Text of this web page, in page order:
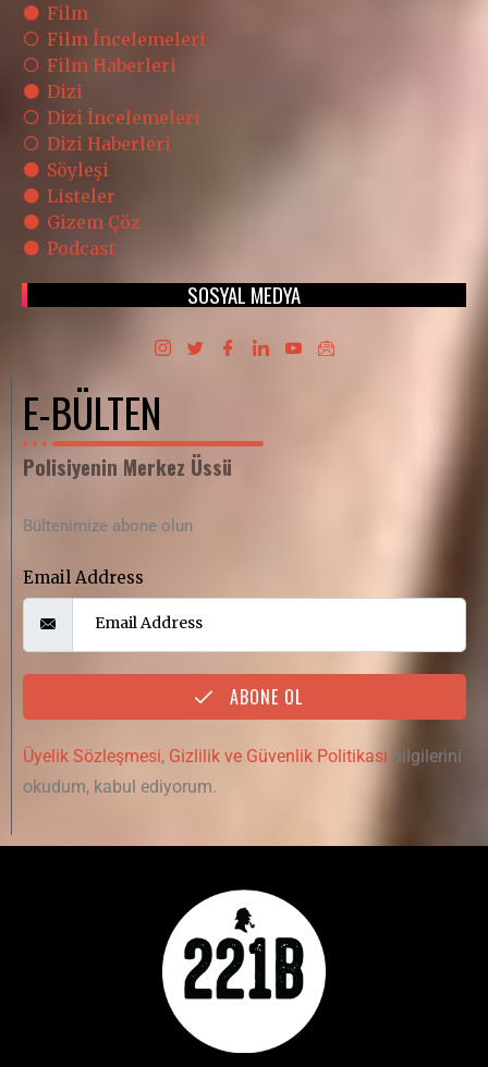
Film
Film İncelemeleri
Film Haberleri
Dizi
Dizi İncelemeleri
Dizi Haberleri
Söyleşi
Listeler
Gizem Çöz
Podcast
SOSYAL MEDYA
E-BÜLTEN
Polisiyenin Merkez Üssü
Bültenimize abone olun
Email Address
ABONE OL
Üyelik Sözleşmesi, Gizlilik ve Güvenlik Politikası bilgilerini
okudum, kabul ediyorum.